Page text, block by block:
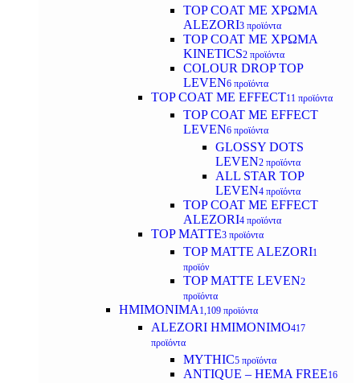
TOP COAT ΜΕ ΧΡΩΜΑ
ALEZORI3 προϊόντα
TOP COAT ΜΕ ΧΡΩΜΑ
KINETICS2 προϊόντα
COLOUR DROP TOP
LEVEN6 προϊόντα
TOP COAT ΜΕ EFFECT11 προϊόντα
TOP COAT ME EFFECT
LEVEN6 προϊόντα
GLOSSY DOTS
LEVEN2 προϊόντα
ALL STAR TOP
LEVEN4 προϊόντα
TOP COAT ME EFFECT
ALEZORI4 προϊόντα
TOP MATTE3 προϊόντα
TOP MATTE ALEZORI1
προϊόν
TOP MATTE LEVEN2
προϊόντα
ΗΜΙΜΟΝΙΜΑ 1,109 προϊόντα
ALEZORI ΗΜΙΜΟΝΙΜΟ417
προϊόντα
MYTHIC5 προϊόντα
ANTIQUE – HEMA FREE16